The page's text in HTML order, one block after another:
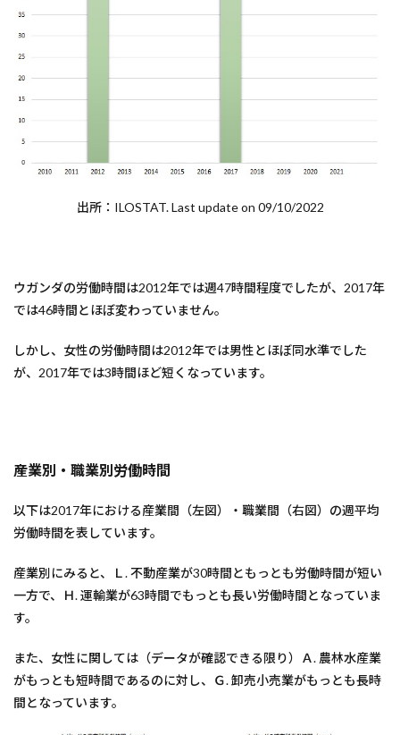
出所：ILOSTAT. Last update on 09/10/2022
ウガンダの労働時間は2012年では週47時間程度でしたが、2017年
では46時間とほぼ変わっていません。
しかし、女性の労働時間は2012年では男性とほぼ同水準でした
が、2017年では3時間ほど短くなっています。
産業別・職業別労働時間
以下は2017年における産業間（左図）・職業間（右図）の週平均
労働時間を表しています。
産業別にみると、Ｌ. 不動産業が30時間ともっとも労働時間が短い
一方で、Ｈ. 運輸業が63時間でもっとも長い労働時間となっていま
す。
また、女性に関しては（データが確認できる限り）Ａ. 農林水産業
がもっとも短時間であるのに対し、Ｇ. 卸売小売業がもっとも長時
間となっています。